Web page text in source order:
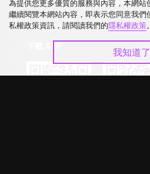
為提供您更多優質的服務與內容，本網
繼續閱覽本網站內容，即表示您同意我
私權政策資訊，請閱讀我們的隱私權政策。
我知道了